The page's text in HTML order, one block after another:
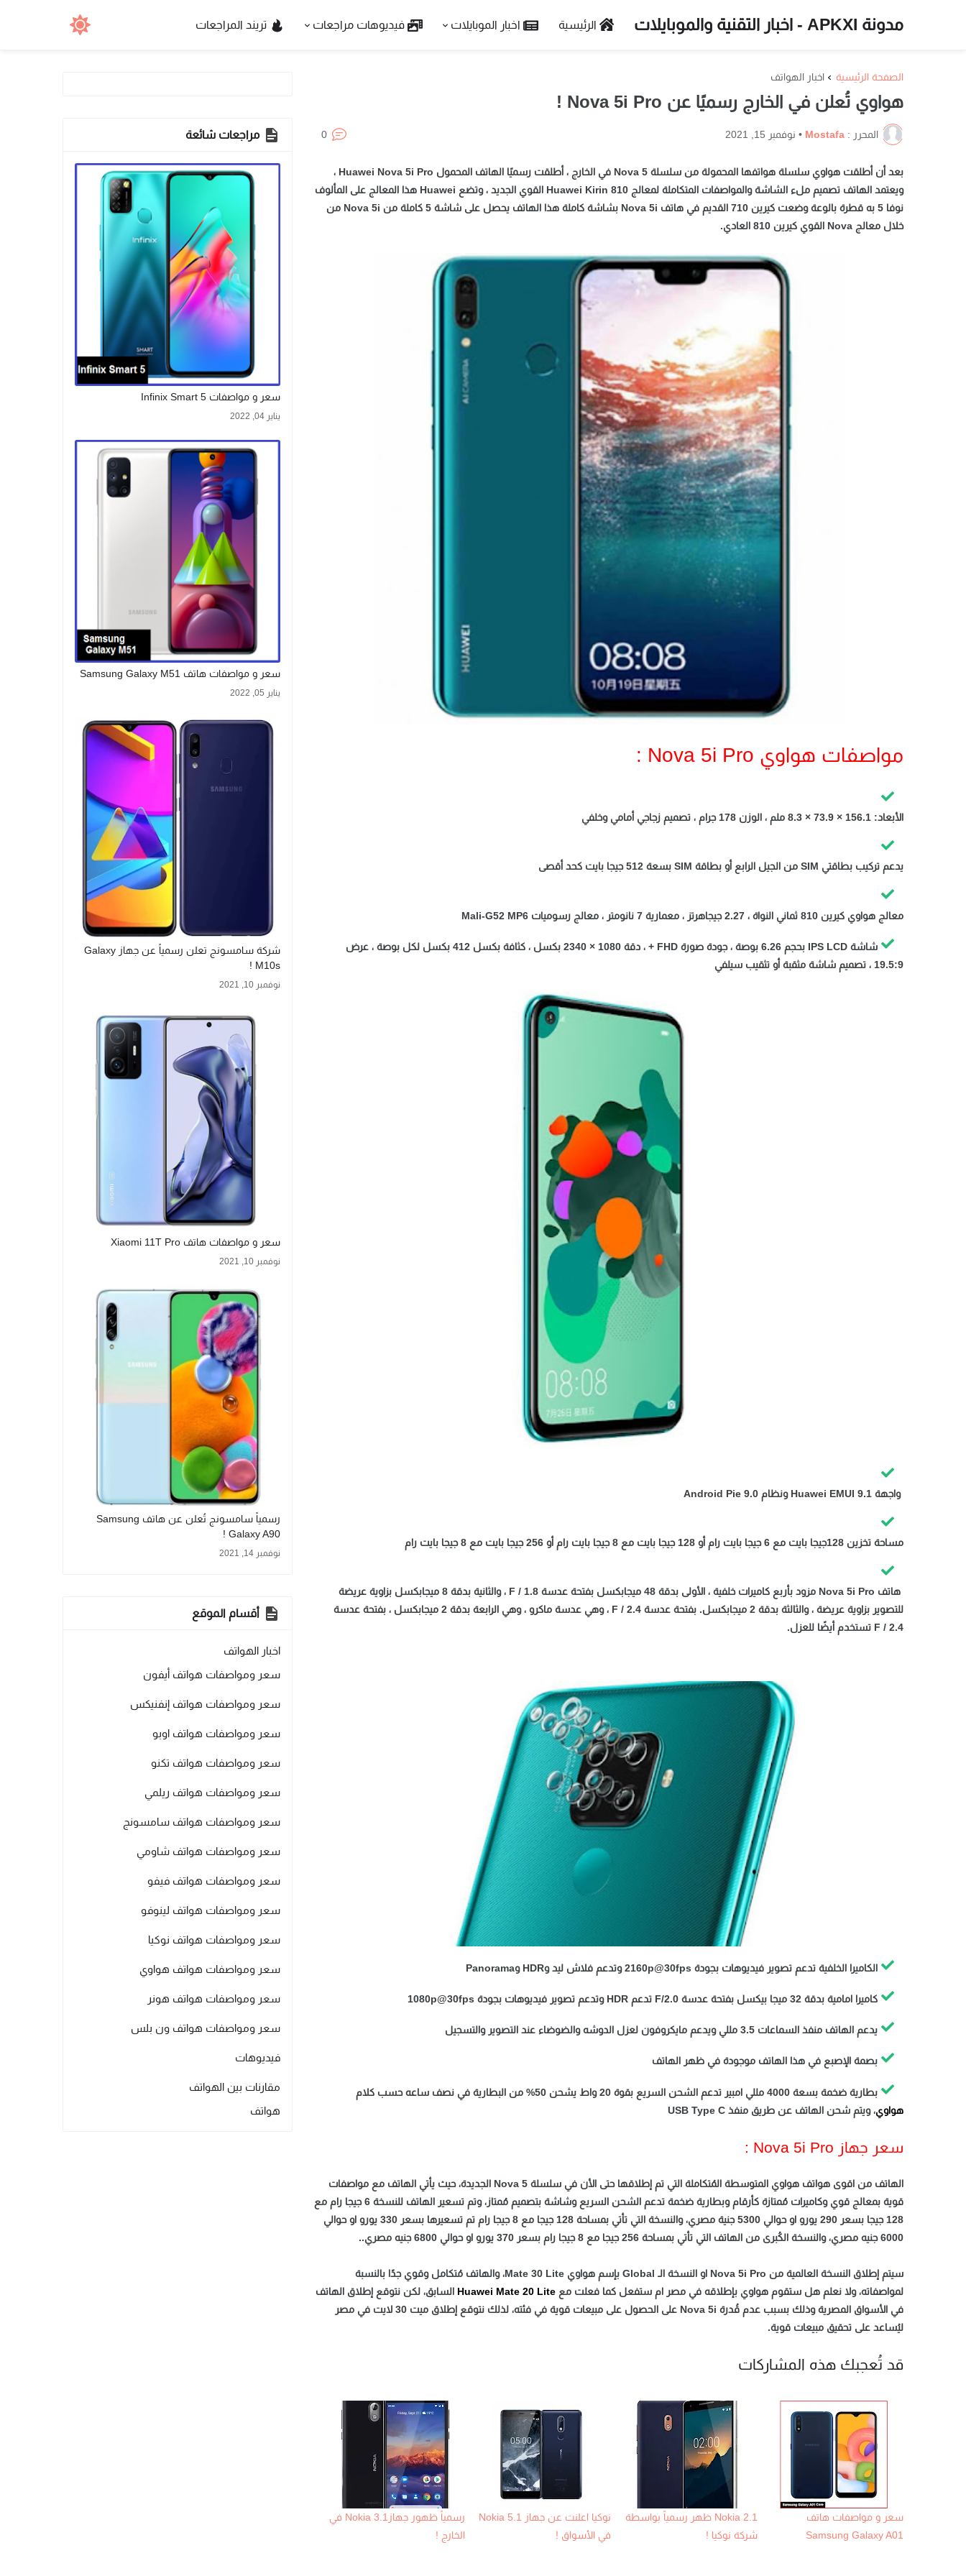
مدونة APKXI - اخبار التقنية والموبايلات الرئيسية اخبار الموبايلات فيديوهات مراجعات تريند المراجعات
الصفحة الرئيسية اخبار الهواتف
هواوي تُعلن في الخارج رسميًا عن Nova 5i Pro !
المحرر : Mostafa
• نوفمبر 15, 2021 0
بعد أن أطلقت هواوي سلسلة هواتفها المحمولة من سلسلة Nova 5 في الخارج ، أطلقت رسميًا الهاتف المحمول Huawei Nova 5i Pro ،
ويعتمد الهاتف تصميم ملء الشاشة والمواصفات المتكاملة لمعالج Huawei Kirin 810 القوي الجديد ، وتضع Huawei هذا المعالج على المألوف
نوفا 5 به قطرة بالوعة وضعت كيرين 710 القديم في هاتف Nova 5i بشاشة كاملة هذا الهاتف يحصل على شاشة 5 كاملة من Nova 5i من
خلال معالج Nova القوي كيرين 810 العادي.
مواصفات هواوي Nova 5i Pro :
الأبعاد: 156.1 × 73.9 × 8.3 ملم ، الوزن 178 جرام ، تصميم زجاجي أمامي وخلفي
يدعم تركيب بطاقتي SIM من الجيل الرابع أو بطاقة SIM بسعة 512 جيجا بايت كحد أقصى
معالج هواوي كيرين 810 ثماني النواة ، 2.27 جيجاهرتز ، معمارية 7 نانومتر ، معالج رسوميات Mali-G52 MP6
شاشة IPS LCD بحجم 6.26 بوصة ، جودة صورة FHD + ، دقة 1080 × 2340 بكسل ، كثافة بكسل 412 بكسل لكل بوصة ، عرض
19.5:9 ، تصميم شاشة مثقبة أو تثقيب سيلفي
واجهة Huawei EMUI 9.1 ونظام Android Pie 9.0
مساحة تخزين 128جيجا بايت مع 6 جيجا بايت رام أو 128 جيجا بايت مع 8 جيجا بايت رام أو 256 جيجا بايت مع 8 جيجا بايت رام
هاتف Nova 5i Pro مزود بأربع كاميرات خلفية ، الأولى بدقة 48 ميجابكسل بفتحة عدسة F / 1.8 ، والثانية بدقة 8 ميجابكسل بزاوية عريضة
للتصوير بزاوية عريضة ، والثالثة بدقة 2 ميجابكسل. بفتحة عدسة F / 2.4 ، وهي عدسة ماكرو ، وهي الرابعة بدقة 2 ميجابكسل ، بفتحة عدسة
F / 2.4 تستخدم أيضًا للعزل.
الكاميرا الخلفية تدعم تصوير فيديوهات بجودة 2160p@30fps وتدعم فلاش ليد وHDR وPanorama
كاميرا امامية بدقة 32 ميجا بيكسل بفتحة عدسة F/2.0 تدعم HDR وتدعم تصوير فيديوهات بجودة 1080p@30fps
يدعم الهاتف منفذ السماعات 3.5 مللي ويدعم مايكروفون لعزل الدوشه والضوضاء عند التصوير والتسجيل
بصمة الإصبع في هذا الهاتف موجودة في ظهر الهاتف
بطارية ضخمة بسعة 4000 مللي امبير تدعم الشحن السريع بقوة 20 واط يشحن 50% من البطارية في نصف ساعه حسب كلام
هواوي، ويتم شحن الهاتف عن طريق منفذ USB Type C
سعر جهاز Nova 5i Pro :
الهاتف من اقوى هواتف هواوي المتوسطة المُتكاملة التي تم إطلاقها حتى الأن في سلسلة Nova 5 الجديدة، حيث يأتي الهاتف مع مواصفات
قوية بمعالج قوي وكاميرات مُمتازة كأرقام وبطارية ضخمة تدعم الشحن السريع وشاشة بتصميم مُمتاز، وتم تسعير الهاتف للنسخة 6 جيجا رام مع
128 جيجا بسعر 290 يورو او حوالي 5300 جنية مصري، والنسخة التي تأتي بمساحة 128 جيجا مع 8 جيجا رام تم تسعيرها بسعر 330 يورو او حوالي
6000 جنيه مصري، والنسخة الكُبرى من الهاتف التي تأتي بمساحة 256 جيجا مع 8 جيجا رام بسعر 370 يورو او حوالي 6800 جنيه مصري..
سيتم إطلاق النسخة العالمية من Nova 5i Pro او النسخة الـ Global بإسم هواوي Mate 30 Lite، والهاتف مُتكامل وقوي جدًا بالنسبة
لمواصفاته، ولا نعلم هل ستقوم هواوي بإطلاقه في مصر ام ستفعل كما فعلت مع Huawei Mate 20 Lite السابق، لكن نتوقع إطلاق الهاتف
في الأسواق المصرية وذلك بسبب عدم قُدرة Nova 5i على الحصول على مبيعات قوية في فئته، لذلك نتوقع إطلاق ميت 30 لايت في مصر
ليُساعد على تحقيق مبيعات قوية.
قد تُعجبك هذه المشاركات
سعر و مواصفات هاتف
Samsung Galaxy A01
Nokia 2.1 ظهر رسمياً بواسطة
شركة نوكيا !
نوكيا اعلنت عن جهاز Nokia 5.1
في الأسواق !
رسمياً ظهور جهازNokia 3.1 في
الخارج !
مراجعات شائعة
سعر و مواصفات Infinix Smart 5
يناير 04, 2022
سعر و مواصفات هاتف Samsung Galaxy M51
يناير 05, 2022
شركة سامسونج تعلن رسمياً عن جهاز Galaxy
M10s !
نوفمبر 10, 2021
سعر و مواصفات هاتف Xiaomi 11T Pro
نوفمبر 10, 2021
رسمياً سامسونج تُعلن عن هاتف Samsung
Galaxy A90 !
نوفمبر 14, 2021
أقسام الموقع
اخبار الهواتف
سعر ومواصفات هواتف أيفون
سعر ومواصفات هواتف إنفنيكس
سعر ومواصفات هواتف اوبو
سعر ومواصفات هواتف تكنو
سعر ومواصفات هواتف ريلمي
سعر ومواصفات هواتف سامسونج
سعر ومواصفات هواتف شاومي
سعر ومواصفات هواتف فيفو
سعر ومواصفات هواتف لينوفو
سعر ومواصفات هواتف نوكيا
سعر ومواصفات هواتف هواوي
سعر ومواصفات هواتف هونر
سعر ومواصفات هواتف ون بلس
فيديوهات
مقارنات بين الهواتف
هواتف